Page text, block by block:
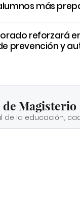
más
reforzará
prevención y
Magisterio
de la educación,